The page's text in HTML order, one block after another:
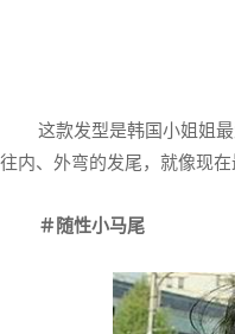
这款发型是韩国小姐姐
往内、外弯的发尾，就像现
＃随性小马尾